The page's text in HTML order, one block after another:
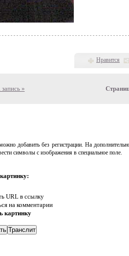
Нравится
»
добавить без регистрации. На
символы с изображения в специальное поле.
URL в ссылку
на комментарии
картинку